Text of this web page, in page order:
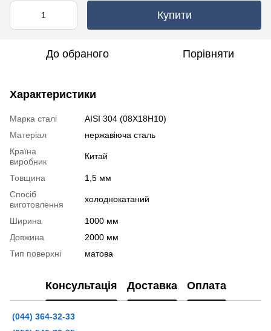
Купити
До обраного Порівняти
Характеристики
Марка сталі
AISI 304 (08Х18Н10)
Матеріал
нержавіюча сталь
Країна
виробник
Китай
Товщина
1,5 мм
Спосіб
виготовлення
холоднокатаний
Ширина
1000 мм
Довжина
2000 мм
Тип поверхні
матова
Консультація Доставка Оплата
(044) 364-32-33